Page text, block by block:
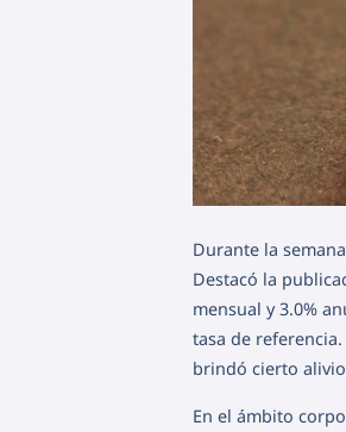
Durante la
Destacó la
mensual y 3.0%
tasa de
brindó cierto
En el ámbito